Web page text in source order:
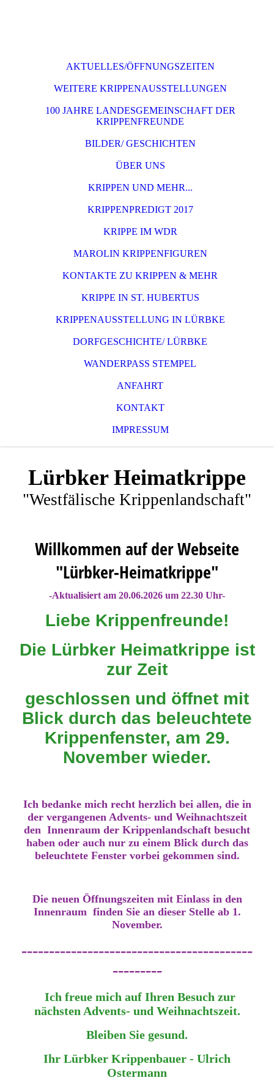
AKTUELLES/ÖFFNUNGSZEITEN
WEITERE KRIPPENAUSSTELLUNGEN
100 JAHRE LANDESGEMEINSCHAFT DER
KRIPPENFREUNDE
BILDER/ GESCHICHTEN
ÜBER UNS
KRIPPEN UND MEHR...
KRIPPENPREDIGT 2017
KRIPPE IM WDR
MAROLIN KRIPPENFIGUREN
KONTAKTE ZU KRIPPEN & MEHR
KRIPPE IN ST. HUBERTUS
KRIPPENAUSSTELLUNG IN LÜRBKE
DORFGESCHICHTE/ LÜRBKE
WANDERPASS STEMPEL
ANFAHRT
KONTAKT
IMPRESSUM
Lürbker Heimatkrippe
"Westfälische Krippenlandschaft"
Willkommen auf der Webseite
"Lürbker-Heimatkrippe"
-Aktualisiert am 20.06.2026 um 22.30 Uhr-
Liebe Krippenfreunde!
Die Lürbker Heimatkrippe ist
zur Zeit
geschlossen und öffnet mit
Blick durch das beleuchtete
Krippenfenster, am 29.
November wieder.
Ich bedanke mich recht herzlich bei allen, die in
der vergangenen Advents- und Weihnachtszeit
den Innenraum der Krippenlandschaft besucht
haben oder auch nur zu einem Blick durch das
beleuchtete Fenster vorbei gekommen sind.
Die neuen Öffnungszeiten mit Einlass in den
Innenraum finden Sie an dieser Stelle ab 1.
November.
------------------------------------------
---------
Ich freue mich auf Ihren Besuch zur
nächsten Advents- und Weihnachtszeit.
Bleiben Sie gesund.
Ihr Lürbker Krippenbauer - Ulrich
Ostermann